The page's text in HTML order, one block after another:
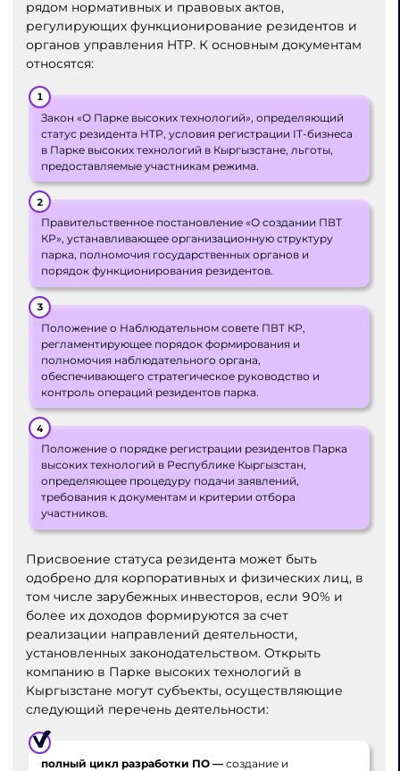
рядом нормативных и правовых актов,
регулирующих функционирование резидентов и
органов управления HTP. К основным документам
относятся:
Закон «О Парке высоких технологий», определяющий
статус резидента HTP, условия регистрации IT-бизнеса
в Парке высоких технологий в Кыргызстане, льготы,
предоставляемые участникам режима.
Правительственное постановление «О создании ПВТ
КР», устанавливающее организационную структуру
парка, полномочия государственных органов и
порядок функционирования резидентов.
Положение о Наблюдательном совете ПВТ КР,
регламентирующее порядок формирования и
полномочия наблюдательного органа,
обеспечивающего стратегическое руководство и
контроль операций резидентов парка.
Положение о порядке регистрации резидентов Парка
высоких технологий в Республике Кыргызстан,
определяющее процедуру подачи заявлений,
требования к документам и критерии отбора
участников.
Присвоение статуса резидента может быть
одобрено для корпоративных и физических лиц, в
том числе зарубежных инвесторов, если 90% и
более их доходов формируются за счет
реализации направлений деятельности,
установленных законодательством. Открыть
компанию в Парке высоких технологий в
Кыргызстане могут субъекты, осуществляющие
следующий перечень деятельности:
полный цикл разработки ПО — создание и